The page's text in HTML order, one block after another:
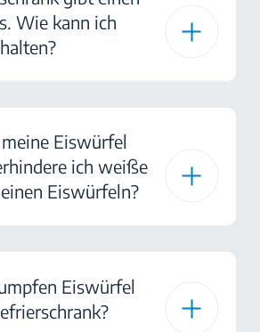
Wie kann ich
Eiswürfel
ich weiße
Eiswürfeln?
Eiswürfel